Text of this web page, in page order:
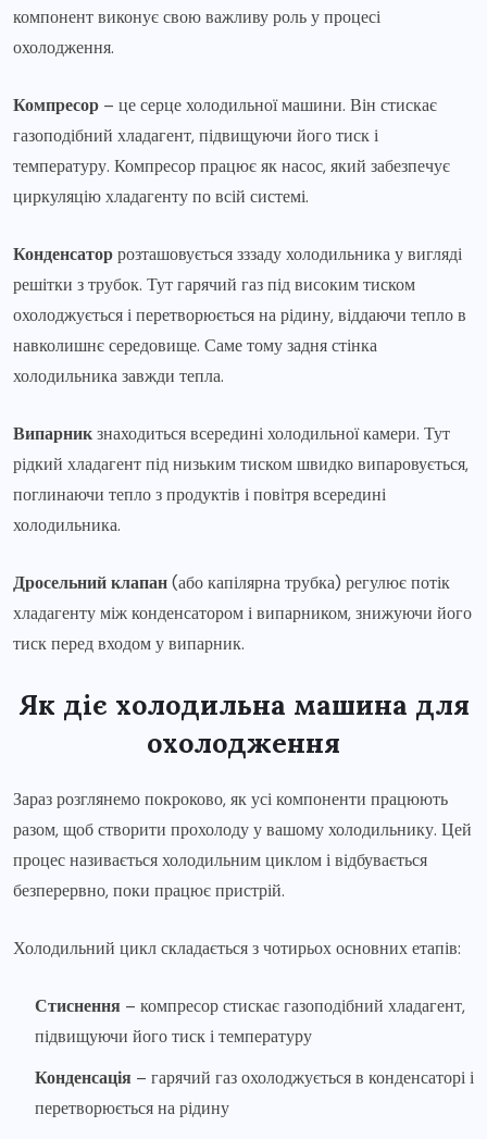
компонент виконує свою важливу роль у процесі
охолодження.
Компресор – це серце холодильної машини. Він стискає
газоподібний хладагент, підвищуючи його тиск і
температуру. Компресор працює як насос, який забезпечує
циркуляцію хладагенту по всій системі.
Конденсаторрозташовується зззаду холодильника у вигляді
решітки з трубок. Тут гарячий газ під високим тиском
охолоджується і перетворюється на рідину, віддаючи тепло в
навколишнє середовище. Саме тому задня стінка
холодильника завжди тепла.
Випарникзнаходиться всередині холодильної камери. Тут
рідкий хладагент під низьким тиском швидко випаровується,
поглинаючи тепло з продуктів і повітря всередині
холодильника.
Дросельний клапан(або капілярна трубка) регулює потік
хладагенту між конденсатором і випарником, знижуючи його
тиск перед входом у випарник.
Як діє холодильна машина для
охолодження
Зараз розглянемо покроково, як усі компоненти працюють
разом, щоб створити прохолоду у вашому холодильнику. Цей
процес називається холодильним циклом і відбувається
безперервно, поки працює пристрій.
Холодильний цикл складається з чотирьох основних етапів:
Стиснення – компресор стискає газоподібний хладагент,
підвищуючи його тиск і температуру
Конденсація – гарячий газ охолоджується в конденсаторі і
перетворюється на рідину